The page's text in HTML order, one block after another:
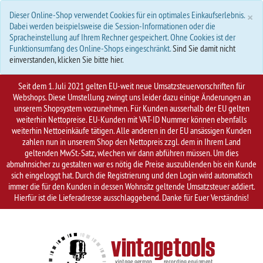
×
Dieser Online-Shop verwendet Cookies für ein optimales Einkaufserlebnis.
Dabei werden beispielsweise die Session-Informationen oder die
Spracheinstellung auf Ihrem Rechner gespeichert. Ohne Cookies ist der
Funktionsumfang des Online-Shops eingeschränkt.Sind Sie damit nicht
einverstanden, klicken Sie bitte hier.
Seit dem 1. Juli 2021 gelten EU-weit neue Umsatzsteuervorschriften für
Webshops. Diese Umstellung zwingt uns leider dazu einige Änderungen an
unserem Shopsystem vorzunehmen. Für Kunden ausserhalb der EU gelten
weiterhin Nettopreise. EU-Kunden mit VAT-ID Nummer können ebenfalls
weiterhin Nettoeinkäufe tätigen. Alle anderen in der EU ansässigen Kunden
zahlen nun in unserem Shop den Nettopreis zzgl. dem in Ihrem Land
geltenden MwSt.-Satz, wlechen wir dann abführen müssen. Um dies
abmahnsicher zu gestalten war es nötig die Preise auszublenden bis ein Kunde
sich eingeloggt hat. Durch die Registrierung und den Login wird automatisch
immer die für den Kunden in dessen Wohnsitz geltende Umsatzsteuer addiert.
Hierfür ist die Lieferadresse ausschlaggebend. Danke für Euer Verständnis!